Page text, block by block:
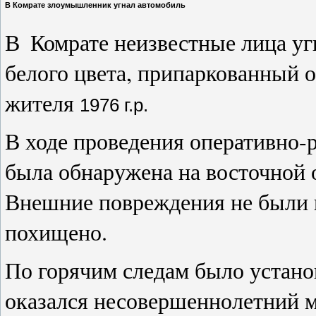
В Комрате злоумышленник угнал автомобиль
В Комрате неизвестные лица
белого цвета, припаркованный
жителя 1976 г.р.
В ходе проведения
была обнаружена на восточной
Внешние повреждения не
похищено.
По горячим следам было
оказался